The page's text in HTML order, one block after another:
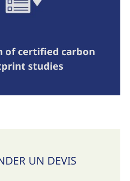
of certified carbon
studies
UN DEVIS